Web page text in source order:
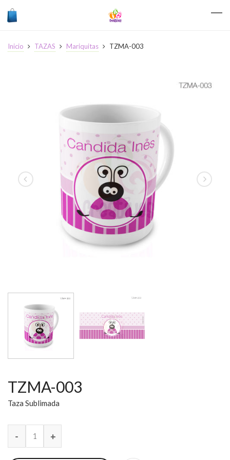
Inicio TAZAS Mariquitas TZMA-003
TZMA-003
Taza Sublimada